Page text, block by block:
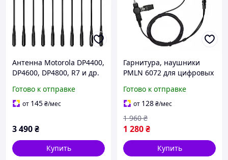
Антенна Motorola DP4400,
DP4600, DP4800, R7 и др.
двухдиапазонная 47 см,
комплект 10 шт
Готово к отправке
от 145₴/мес
3 490₴
Купить
Гарнитура, наушники
PMLN 6072 для цифровых
DP4400/DP4600/DP4800/D
PG5550
Готово к отправке
от 128₴/мес
1 280₴
1 960 ₴
Купить